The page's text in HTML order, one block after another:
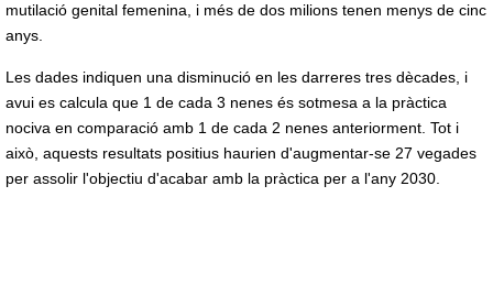
mutilació genital femenina, i més de dos milions tenen menys de cinc
anys.
Les dades indiquen una disminució en les darreres tres dècades, i
avui es calcula que 1 de cada 3 nenes és sotmesa a la pràctica
nociva en comparació amb 1 de cada 2 nenes anteriorment. Tot i
això, aquests resultats positius haurien d'augmentar-se 27 vegades
per assolir l'objectiu d'acabar amb la pràctica per a l'any 2030.